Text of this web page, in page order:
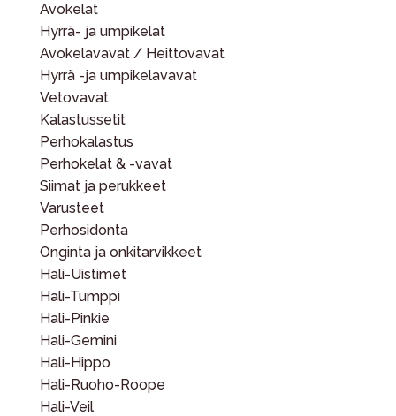
Avokelat
Hyrrä- ja umpikelat
Avokelavavat / Heittovavat
Hyrrä -ja umpikelavavat
Vetovavat
Kalastussetit
Perhokalastus
Perhokelat & -vavat
Siimat ja perukkeet
Varusteet
Perhosidonta
Onginta ja onkitarvikkeet
Hali-Uistimet
Hali-Tumppi
Hali-Pinkie
Hali-Gemini
Hali-Hippo
Hali-Ruoho-Roope
Hali-Veil